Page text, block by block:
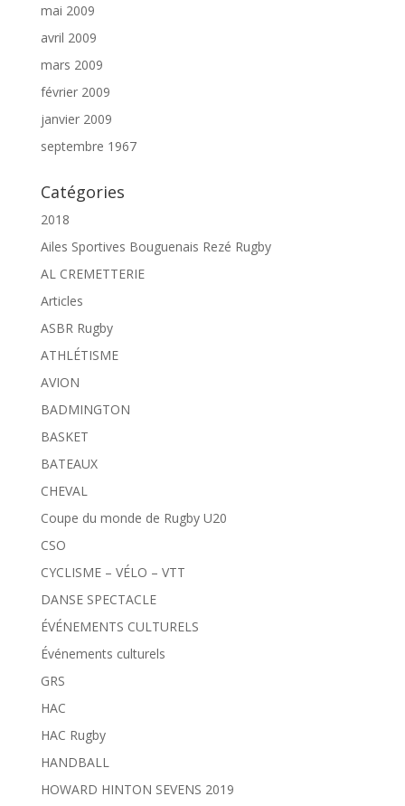
mai 2009
avril 2009
mars 2009
février 2009
janvier 2009
septembre 1967
Catégories
2018
Ailes Sportives Bouguenais Rezé Rugby
AL CREMETTERIE
Articles
ASBR Rugby
ATHLÉTISME
AVION
BADMINGTON
BASKET
BATEAUX
CHEVAL
Coupe du monde de Rugby U20
CSO
CYCLISME – VÉLO – VTT
DANSE SPECTACLE
ÉVÉNEMENTS CULTURELS
Événements culturels
GRS
HAC
HAC Rugby
HANDBALL
HOWARD HINTON SEVENS 2019